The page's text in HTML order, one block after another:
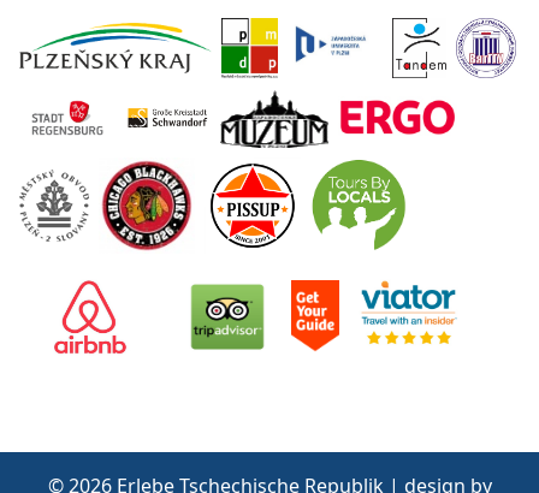
© 2026 Erlebe Tschechische Republik | design by